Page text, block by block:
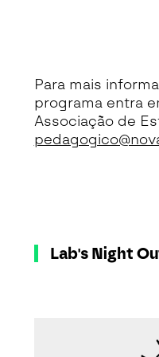
Para mais
programa entra
Associação de
Lab's Night